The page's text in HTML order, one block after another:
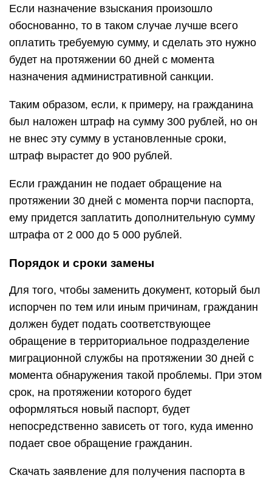
Если назначение взыскания произошло
обоснованно, то в таком случае лучше всего
оплатить требуемую сумму, и сделать это нужно
будет на протяжении 60 дней с момента
назначения административной санкции.
Таким образом, если, к примеру, на гражданина
был наложен штраф на сумму 300 рублей, но он
не внес эту сумму в установленные сроки,
штраф вырастет до 900 рублей.
Если гражданин не подает обращение на
протяжении 30 дней с момента порчи паспорта,
ему придется заплатить дополнительную сумму
штрафа от 2 000 до 5 000 рублей.
Порядок и сроки замены
Для того, чтобы заменить документ, который был
испорчен по тем или иным причинам, гражданин
должен будет подать соответствующее
обращение в территориальное подразделение
миграционной службы на протяжении 30 дней с
момента обнаружения такой проблемы. При этом
срок, на протяжении которого будет
оформляться новый паспорт, будет
непосредственно зависеть от того, куда именно
подает свое обращение гражданин.
Скачать заявление для получения паспорта в